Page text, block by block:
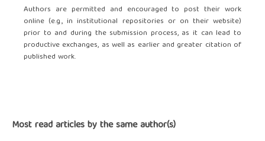
Authors are permitted and encouraged to post their work
online (e.g., in institutional repositories or on their website)
prior to and during the submission process, as it can lead to
productive exchanges, as well as earlier and greater citation of
published work.
Most read articles by the same author(s)